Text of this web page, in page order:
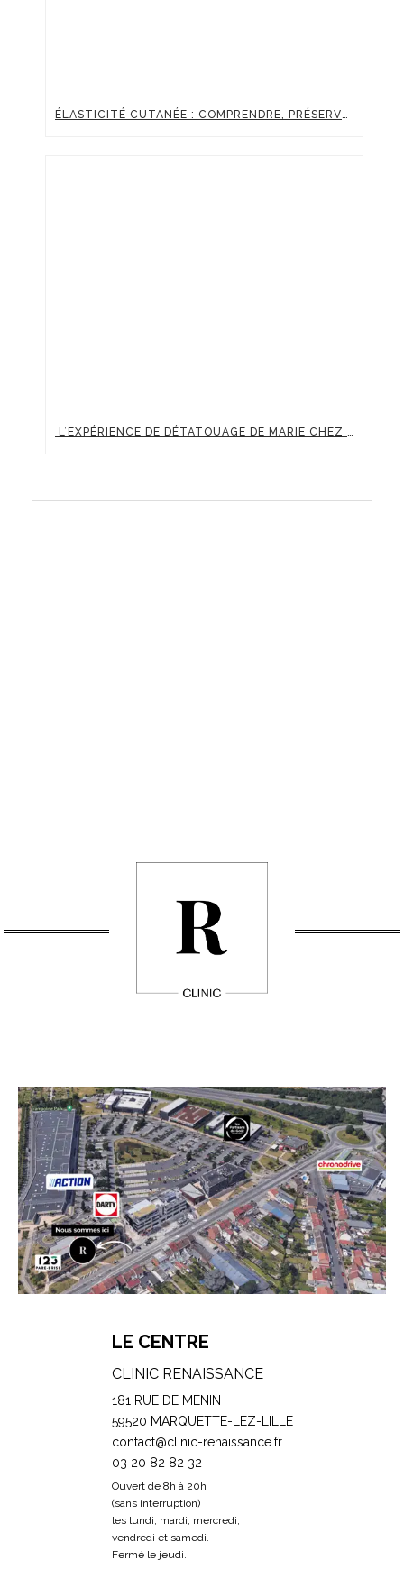
ÉLASTICITÉ CUTANÉE : COMPRENDRE, PRÉSERVER ET BOOSTER LA FERMETÉ DE SA PEAU
L’EXPÉRIENCE DE DÉTATOUAGE DE MARIE CHEZ CLINIC RENAISSANCE
LE CENTRE
CLINIC RENAISSANCE
181 RUE DE MENIN
59520 MARQUETTE-LEZ-LILLE
contact@clinic-renaissance.fr
03 20 82 82 32
Ouvert de 8h à 20h
(sans interruption)
les lundi, mardi, mercredi,
vendredi et samedi.
Fermé le jeudi.